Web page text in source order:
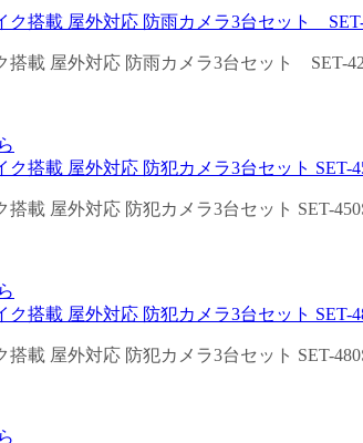
搭載 屋外対応 防雨カメラ3台セット SET-
搭載 屋外対応 防犯カメラ3台セット SET-
搭載 屋外対応 防犯カメラ3台セット SET-